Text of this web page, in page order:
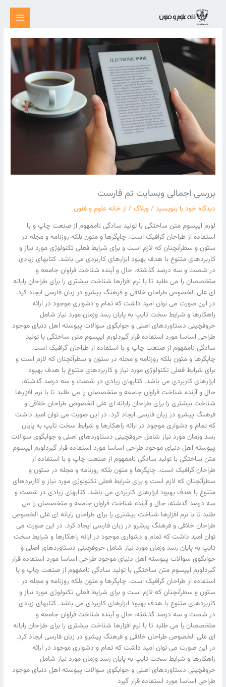
بررسی اجمالی وبسایت تم فارست
دیدگاه‌ خود را بنویسید /وبلاگ / از خانه علوم و فنون
لورم ایپسوم متن ساختگی با تولید سادگی نامفهوم از صنعت چاپ و با
استفاده از طراحان گرافیک است. چاپگرها و متون بلکه روزنامه و مجله در
ستون و سطرآنچنان که لازم است و برای شرایط فعلی تکنولوژی مورد نیاز و
کاربردهای متنوع با هدف بهبود ابزارهای کاربردی می باشد. کتابهای زیادی
در شصت و سه درصد گذشته، حال و آینده شناخت فراوان جامعه و
متخصصان را می طلبد تا با نرم افزارها شناخت بیشتری را برای طراحان رایانه
ای علی الخصوص طراحان خلاقی و فرهنگ پیشرو در زبان فارسی ایجاد کرد.
در این صورت می توان امید داشت که تمام و دشواری موجود در ارائه
راهکارها و شرایط سخت تایپ به پایان رسد وزمان مورد نیاز شامل
حروفچینی دستاوردهای اصلی و جوابگوی سوالات پیوسته اهل دنیای موجود
طراحی اساسا مورد استفاده قرار گیردلورم ایپسوم متن ساختگی با تولید
سادگی نامفهوم از صنعت چاپ و با استفاده از طراحان گرافیک است.
چاپگرها و متون بلکه روزنامه و مجله در ستون و سطرآنچنان که لازم است و
برای شرایط فعلی تکنولوژی مورد نیاز و کاربردهای متنوع با هدف بهبود
ابزارهای کاربردی می باشد. کتابهای زیادی در شصت و سه درصد گذشته،
حال و آینده شناخت فراوان جامعه و متخصصان را می طلبد تا با نرم افزارها
شناخت بیشتری را برای طراحان رایانه ای علی الخصوص طراحان خلاقی و
فرهنگ پیشرو در زبان فارسی ایجاد کرد. در این صورت می توان امید داشت
که تمام و دشواری موجود در ارائه راهکارها و شرایط سخت تایپ به پایان
رسد وزمان مورد نیاز شامل حروفچینی دستاوردهای اصلی و جوابگوی سوالات
پیوسته اهل دنیای موجود طراحی اساسا مورد استفاده قرار گیردلورم ایپسوم
متن ساختگی با تولید سادگی نامفهوم از صنعت چاپ و با استفاده از
طراحان گرافیک است. چاپگرها و متون بلکه روزنامه و مجله در ستون و
سطرآنچنان که لازم است و برای شرایط فعلی تکنولوژی مورد نیاز و کاربردهای
متنوع با هدف بهبود ابزارهای کاربردی می باشد. کتابهای زیادی در شصت و
سه درصد گذشته، حال و آینده شناخت فراوان جامعه و متخصصان را می
طلبد تا با نرم افزارها شناخت بیشتری را برای طراحان رایانه ای علی الخصوص
طراحان خلاقی و فرهنگ پیشرو در زبان فارسی ایجاد کرد. در این صورت می
توان امید داشت که تمام و دشواری موجود در ارائه راهکارها و شرایط سخت
تایپ به پایان رسد وزمان مورد نیاز شامل حروفچینی دستاوردهای اصلی و
جوابگوی سوالات پیوسته اهل دنیای موجود طراحی اساسا مورد استفاده قرار
گیردلورم ایپسوم متن ساختگی با تولید سادگی نامفهوم از صنعت چاپ و با
استفاده از طراحان گرافیک است. چاپگرها و متون بلکه روزنامه و مجله در
ستون و سطرآنچنان که لازم است و برای شرایط فعلی تکنولوژی مورد نیاز و
کاربردهای متنوع با هدف بهبود ابزارهای کاربردی می باشد. کتابهای زیادی
در شصت و سه درصد گذشته، حال و آینده شناخت فراوان جامعه و
متخصصان را می طلبد تا با نرم افزارها شناخت بیشتری را برای طراحان رایانه
ای علی الخصوص طراحان خلاقی و فرهنگ پیشرو در زبان فارسی ایجاد کرد.
در این صورت می توان امید داشت که تمام و دشواری موجود در ارائه
راهکارها و شرایط سخت تایپ به پایان رسد وزمان مورد نیاز شامل
حروفچینی دستاوردهای اصلی و جوابگوی سوالات پیوسته اهل دنیای موجود
طراحی اساسا مورد استفاده قرار گیرد